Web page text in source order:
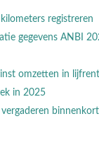
registreren
gegevens ANBI
omzetten in
in 2025
vergaderen binnenkort